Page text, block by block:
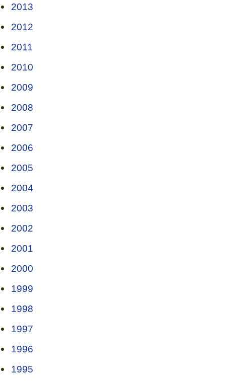
2013
2012
2011
2010
2009
2008
2007
2006
2005
2004
2003
2002
2001
2000
1999
1998
1997
1996
1995